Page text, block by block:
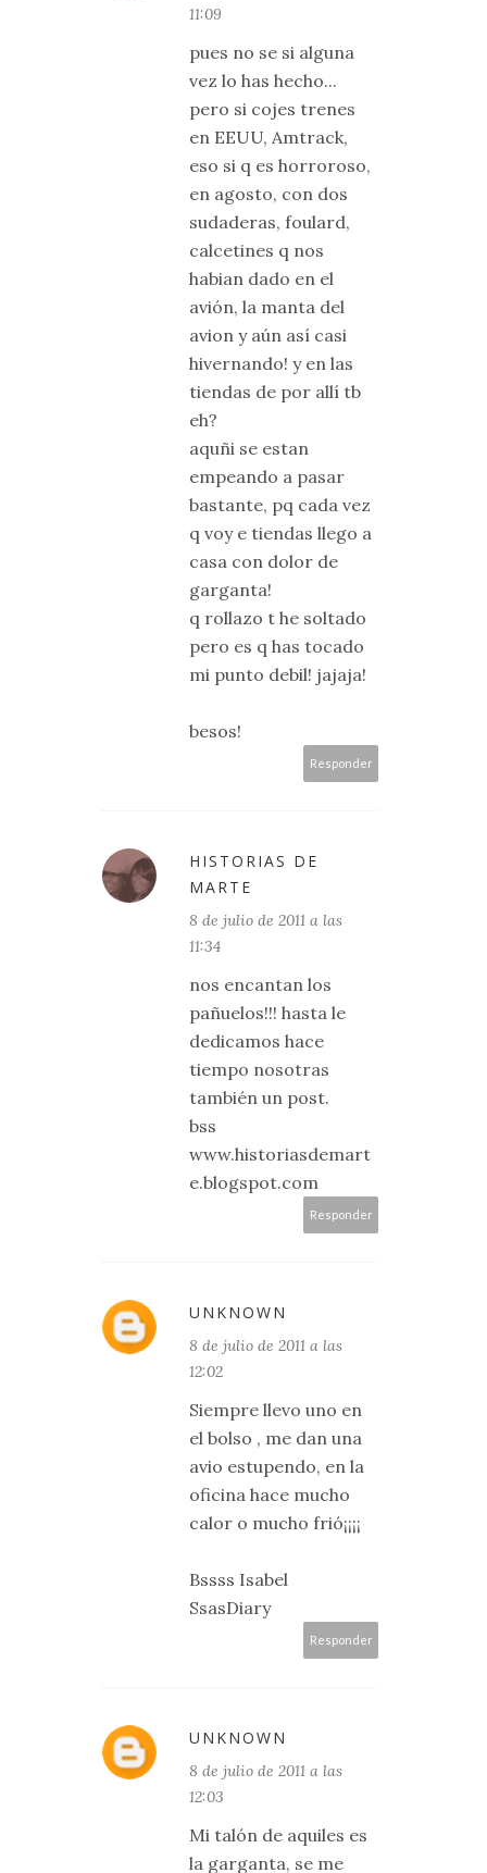
11:09
pues no se si alguna
vez lo has hecho...
pero si cojes trenes
en EEUU, Amtrack,
eso si q es horroroso,
en agosto, con dos
sudaderas, foulard,
calcetines q nos
habian dado en el
avión, la manta del
avion y aún así casi
hivernando! y en las
tiendas de por allí tb
eh?
aquñi se estan
empeando a pasar
bastante, pq cada vez
q voy e tiendas llego a
casa con dolor de
garganta!
q rollazo t he soltado
pero es q has tocado
mi punto debil! jajaja!
besos!
Responder
HISTORIAS DE
MARTE
8 de julio de 2011 a las
11:34
nos encantan los
pañuelos!!! hasta le
dedicamos hace
tiempo nosotras
también un post.
bss
www.historiasdemart
e.blogspot.com
Responder
UNKNOWN
8 de julio de 2011 a las
12:02
Siempre llevo uno en
el bolso , me dan una
avio estupendo, en la
oficina hace mucho
calor o mucho frió¡¡¡¡
Bssss Isabel
SsasDiary
Responder
UNKNOWN
8 de julio de 2011 a las
12:03
Mi talón de aquiles es
la garganta, se me